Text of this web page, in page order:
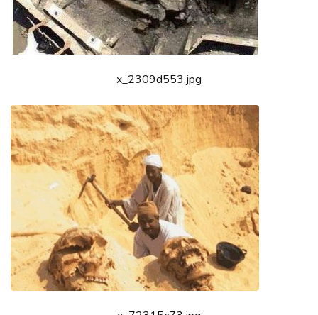
x_2309d553.jpg